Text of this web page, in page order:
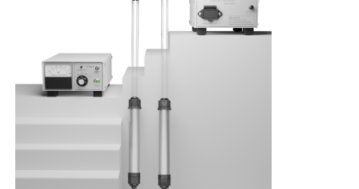
Wisata pabrik
Kontrol kualitas